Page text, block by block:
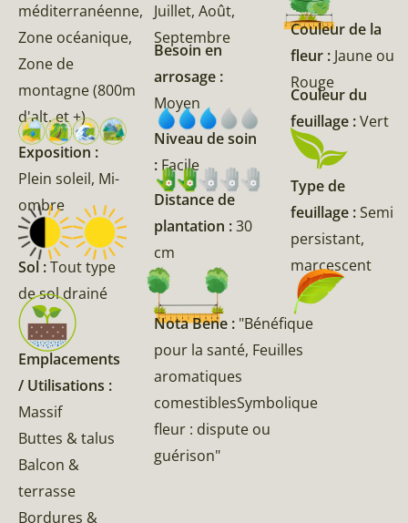
méditerranéenne,
Zone océanique,
Zone de
montagne (800m
d'alt. et +)
Exposition :
Plein soleil, Mi-
ombre
Sol :Tout type
de sol drainé
Emplacements
/ Utilisations :
Massif
Buttes & talus
Balcon &
terrasse
Bordures &
Juillet, Août,
Septembre
Besoin en
arrosage :
Moyen
Niveau de soin
: Facile
Distance de
plantation :30
cm
Nota Bene : "Bénéfique
pour la santé, Feuilles
aromatiques
comestiblesSymbolique
fleur : dispute ou
guérison"
Couleur de la
fleur : Jaune ou
Rouge
Couleur du
feuillage :Vert
Type de
feuillage :Semi
persistant,
marcescent